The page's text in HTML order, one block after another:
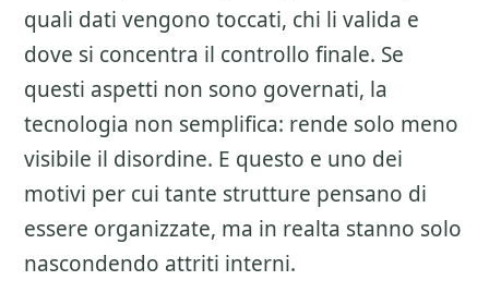
quali dati vengono toccati, chi li valida e
dove si concentra il controllo finale. Se
questi aspetti non sono governati, la
tecnologia non semplifica: rende solo meno
visibile il disordine. E questo e uno dei
motivi per cui tante strutture pensano di
essere organizzate, ma in realta stanno solo
nascondendo attriti interni.